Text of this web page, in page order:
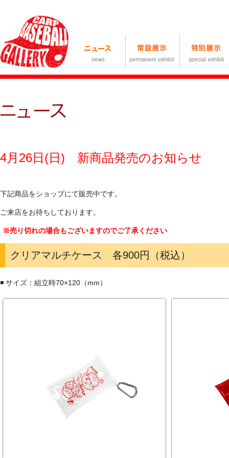
4月26日(日) 新商品発売のお知らせ
下記商品をショップにて販売中です。
ご来店をお待ちしております。
※売り切れの場合もございますのでご了承ください
クリアマルチケース 各900円（税込）
◾️ サイズ：組立時70×120（mm）